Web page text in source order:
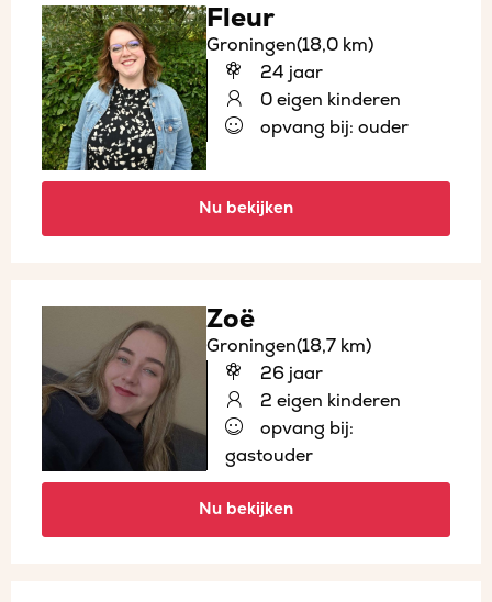
Fleur
Groningen(18,0 km)
24 jaar
0 eigen kinderen
opvang bij: ouder
Nu bekijken
Zoë
Groningen(18,7 km)
26 jaar
2 eigen kinderen
opvang bij:
gastouder
Nu bekijken